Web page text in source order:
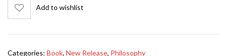
Add to wishlist
Categories: Book, New Release, Philosophy